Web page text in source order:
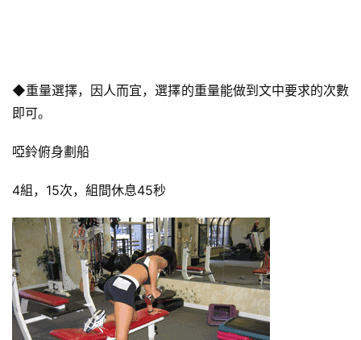
◆重量選擇，因人而宜，選擇的重量能做到文中要求的次數
即可。
啞鈴俯身劃船
4組，15次，組間休息45秒